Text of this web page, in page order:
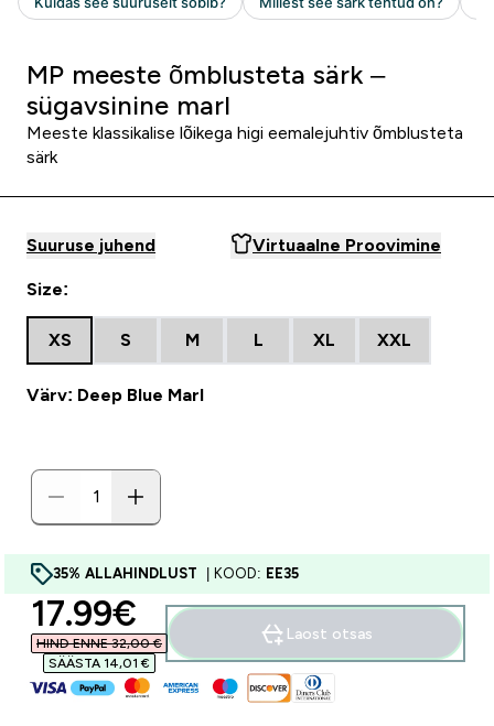
MP meeste õmblusteta särk –
sügavsinine marl
Meeste klassikalise lõikega higi eemalejuhtiv õmblusteta
särk
Suuruse juhend Virtuaalne Proovimine
Size:
XS S M L XL XXL
Värv: Deep Blue Marl
35% ALLAHINDLUST | KOOD: EE35
discounted price
17.99€‎
HIND ENNE 32,00 €‎
SÄÄSTA 14,01 €‎
Laost otsas